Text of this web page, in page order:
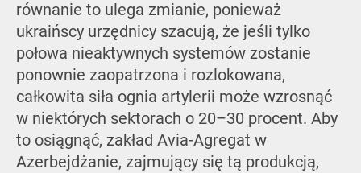
równanie to ulega zmianie, ponieważ
ukraińscy urzędnicy szacują, że jeśli tylko
połowa nieaktywnych systemów zostanie
ponownie zaopatrzona i rozlokowana,
całkowita siła ognia artylerii może wzrosnąć
w niektórych sektorach o 20–30 procent. Aby
to osiągnąć, zakład Avia-Agregat w
Azerbejdżanie, zajmujący się tą produkcją,